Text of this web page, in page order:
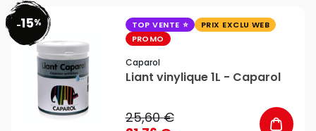
-15% TOP VENTE
PRIX EXCLU WEB
PROMO
Caparol
Liant vinylique 1L - Caparol
25,60 €